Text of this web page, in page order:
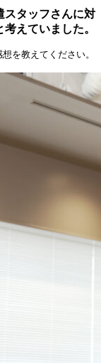
スタッフさんに対
えていました。
を教えてください。